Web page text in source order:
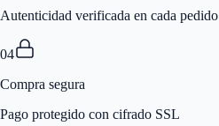
Autenticidad verificada en cada pedido
04
Compra segura
Pago protegido con cifrado SSL